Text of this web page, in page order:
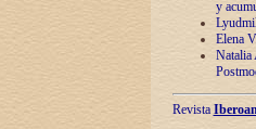
y
Elena
Natalia
Revista